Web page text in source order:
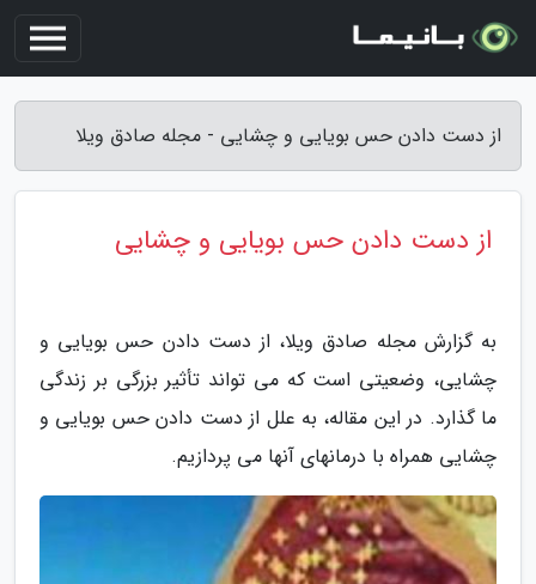
از دست دادن حس بویایی و چشایی - مجله صادق ویلا
از دست دادن حس بویایی و چشایی
به گزارش مجله صادق ویلا، از دست دادن حس بویایی و
چشایی، وضعیتی است که می تواند تأثیر بزرگی بر زندگی
ما گذارد. در این مقاله، به علل از دست دادن حس بویایی و
چشایی همراه با درمانهای آنها می پردازیم.